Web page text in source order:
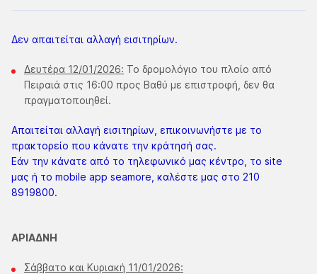
Δεν απαιτείται αλλαγή εισιτηρίων.
Δευτέρα 12/01/2026: Το δρομολόγιο του πλοίο από
Πειραιά στις 16:00 προς Βαθύ με επιστροφή, δεν θα
πραγματοποιηθεί.
Απαιτείται αλλαγή εισιτηρίων, επικοινωνήστε με το
πρακτορείο που κάνατε την κράτησή σας.
Εάν την κάνατε από το τηλεφωνικό μας κέντρο, το site
μας ή το mobile app seamore, καλέστε μας στο 210
8919800.
ΑΡΙΑΔΝΗ
Σάββατο και Κυριακή 11/01/2026: